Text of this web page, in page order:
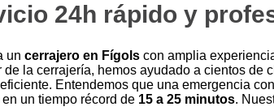
24h rápido y
un cerrajero en Fígols con amplia
de la cerrajería, hemos ayudado a cientos de
Entendemos que una emergencia
un tiempo récord de 15 a 25 minutos.